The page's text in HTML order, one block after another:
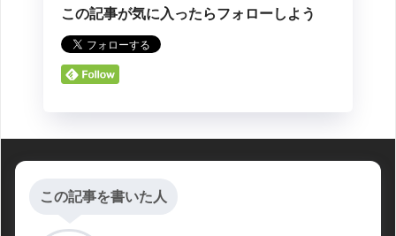
この記事が気に入ったらフォローしよう
この記事を書いた人